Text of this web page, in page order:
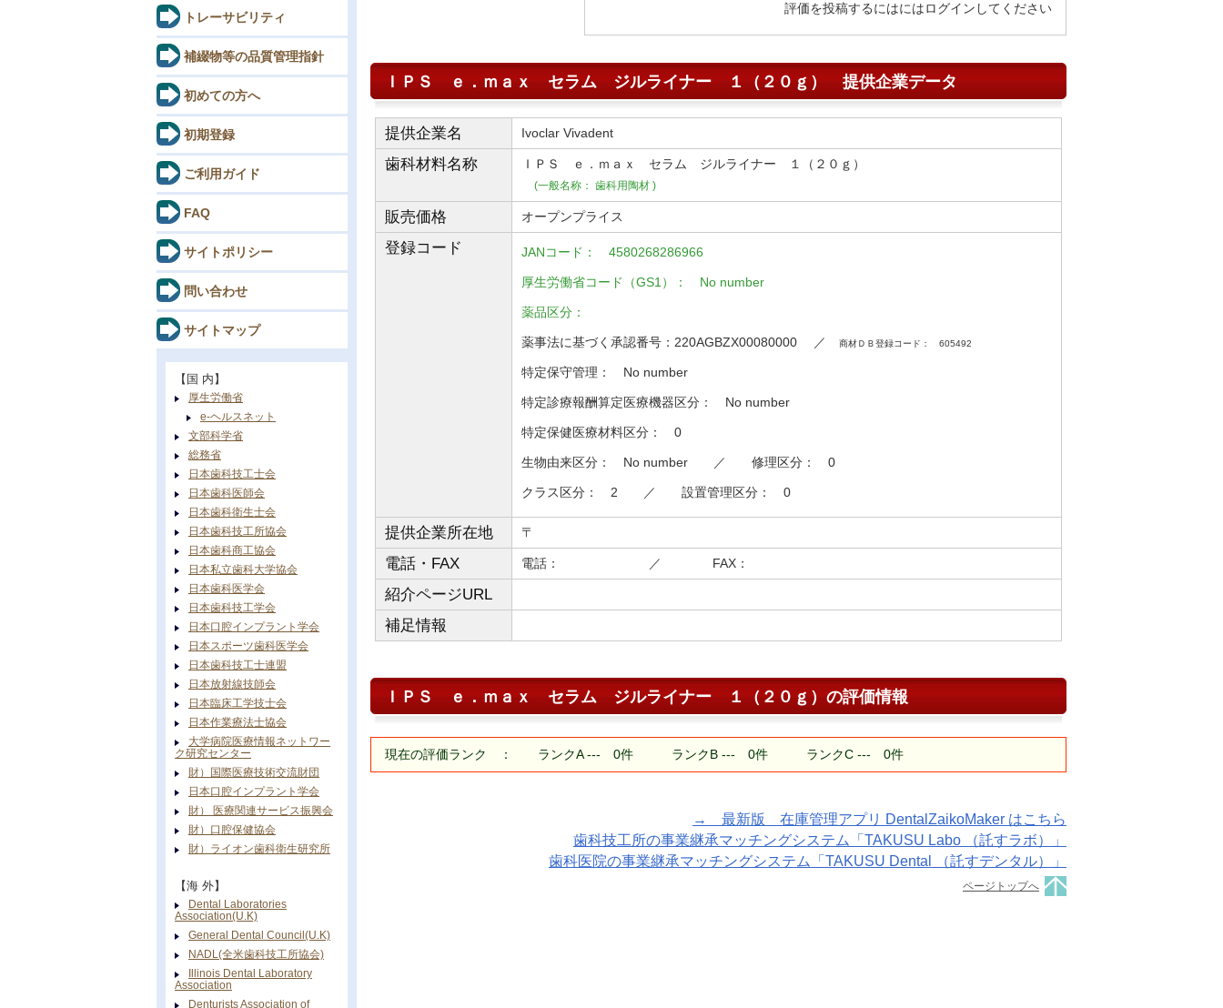
評価を投稿するにはにはログインしてください
ＩＰＳ ｅ．ｍａｘ セラム ジルライナー １（２０ｇ） 提供企業データ
提供企業名 Ivoclar Vivadent
歯科材料名称 ＩＰＳ ｅ．ｍａｘ セラム ジルライナー １（２０ｇ）
(一般名称： 歯科用陶材 )
販売価格 オープンプライス
登録コード JANコード： 4580268286966
厚生労働省コード（GS1）： No number
薬品区分：
薬事法に基づく承認番号：220AGBZX00080000 ／ 商材ＤＢ登録コード： 605492
特定保守管理： No number
特定診療報酬算定医療機器区分： No number
特定保健医療材料区分： 0
生物由来区分： No number ／ 修理区分： 0
クラス区分： 2 ／ 設置管理区分： 0
提供企業所在地 〒
電話・FAX 電話： ／ FAX：
紹介ページURL
補足情報
ＩＰＳ ｅ．ｍａｘ セラム ジルライナー １（２０ｇ） の評価情報
現在の評価ランク ： ランクA --- 0件 ランクB --- 0件 ランクC --- 0件
→ 最新版 在庫管理アプリ DentalZaikoMaker はこちら
歯科技工所の事業継承マッチングシステム「TAKUSU Labo （託すラボ）」
歯科医院の事業継承マッチングシステム「TAKUSU Dental （託すデンタル）」
ページトップへ
トレーサビリティ
補綴物等の品質管理指針
初めての方へ
初期登録
ご利用ガイド
FAQ
サイトポリシー
問い合わせ
サイトマップ
【国 内】
厚生労働省
e-ヘルスネット
文部科学省
総務省
日本歯科技工士会
日本歯科医師会
日本歯科衛生士会
日本歯科技工所協会
日本歯科商工協会
日本私立歯科大学協会
日本歯科医学会
日本歯科技工学会
日本口腔インプラント学会
日本スポーツ歯科医学会
日本歯科技工士連盟
日本放射線技師会
日本臨床工学技士会
日本作業療法士協会
大学病院医療情報ネットワー
ク研究センター
財）国際医療技術交流財団
日本口腔インプラント学会
財） 医療関連サービス振興会
財）口腔保健協会
財）ライオン歯科衛生研究所
【海 外】
Dental Laboratories
Association(U.K)
General Dental Council(U.K)
NADL(全米歯科技工所協会)
Illinois Dental Laboratory
Association
Denturists Association of